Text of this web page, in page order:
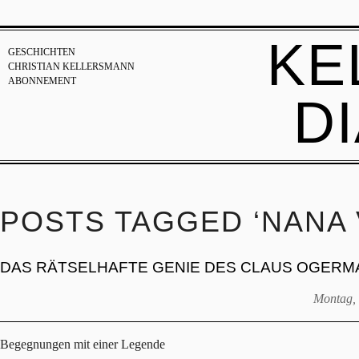
GESCHICHTEN
CHRISTIAN KELLERSMANN
ABONNEMENT
POSTS TAGGED ‘NANA
DAS RÄTSELHAFTE GENIE DES CLAUS
Montag,
Begegnungen mit einer Legende